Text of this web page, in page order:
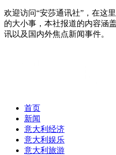
欢迎访问“安莎通讯社”，在这
的大小事，本社报道的内容涵
讯以及国内外焦点新闻事件。
首页
新闻
意大利经济
意大利娱乐
意大利旅游